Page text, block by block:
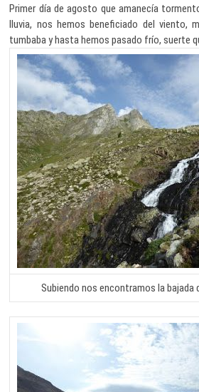
Primer día de agosto que amanecía
lluvia, nos hemos beneficiado del viento,
tumbaba y hasta hemos pasado frío, suerte
Subiendo nos encontramos la bajada